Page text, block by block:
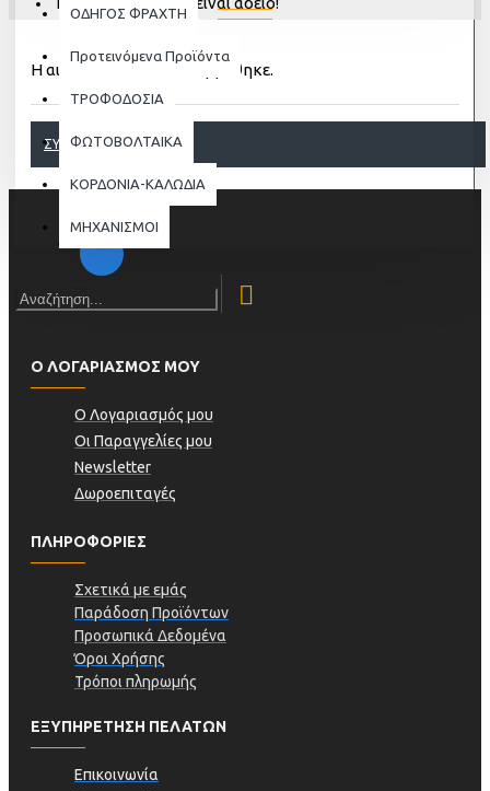
ΟΔΗΓΟΣ ΦΡΑΧΤΗ
Προτεινόμενα Προϊόντα
ΤΡΟΦΟΔΟΣΙΑ
ΦΩΤΟΒΟΛΤΑΙΚΑ
ΚΟΡΔΟΝΙΑ-ΚΑΛΩΔΙΑ
ΜΗΧΑΝΙΣΜΟΙ
Η αιτούμενη σελίδα, δε βρέθηκε.
ΣΥΝΈΧΕΙΑ
Ο ΛΟΓΑΡΙΑΣΜΟΣ ΜΟΥ
Ο Λογαριασμός μου
Οι Παραγγελίες μου
Newsletter
Δωροεπιταγές
ΠΛΗΡΟΦΟΡΊΕΣ
Σχετικά με εμάς
Παράδοση Προϊόντων
Προσωπικά Δεδομένα
Όροι Χρήσης
Τρόποι πληρωμής
ΕΞΥΠΗΡΕΤΗΣΗ ΠΕΛΑΤΩΝ
Επικοινωνία